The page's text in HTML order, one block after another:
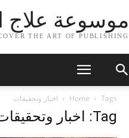
موسوعة علاج
THE ART OF PUBLISHING
Home Tags اخبار وتحقيقات
Tag: اخبار وتحقيقات